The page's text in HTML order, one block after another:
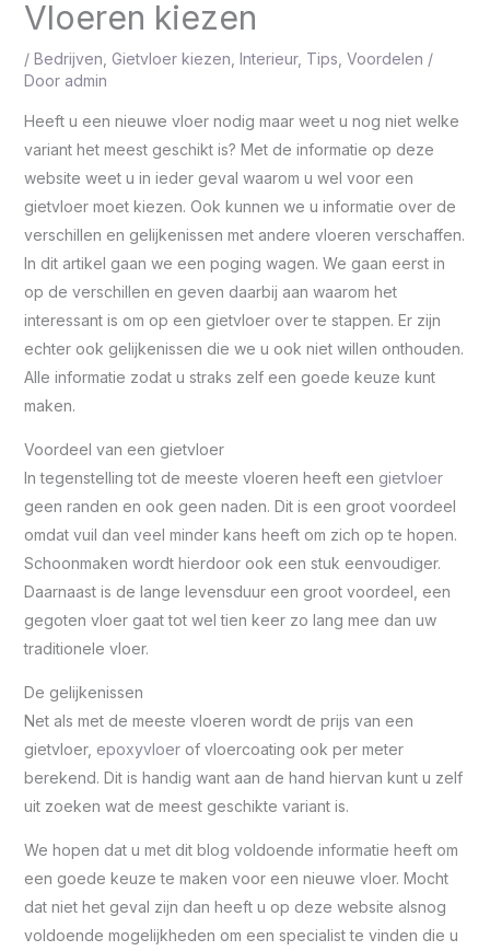
Vloeren kiezen
/ Bedrijven Gietvloer kiezen Interieur, Tips Voordelen /
Door admin
Heeft u een nieuwe vloer nodig maar weet u nog niet welke
variant het meest geschikt is? Met de informatie op deze
website weet u in ieder geval waarom u wel voor een
gietvloer moet kiezen. Ook kunnen we u informatie over de
verschillen en gelijkenissen met andere vloeren verschaffen.
In dit artikel gaan we een poging wagen. We gaan eerst in
op de verschillen en geven daarbij aan waarom het
interessant is om op een gietvloer over te stappen. Er zijn
echter ook gelijkenissen die we u ook niet willen onthouden.
Alle informatie zodat u straks zelf een goede keuze kunt
maken.
Voordeel van een gietvloer
In tegenstelling tot de meeste vloeren heeft een gietvloer
geen randen en ook geen naden. Dit is een groot voordeel
omdat vuil dan veel minder kans heeft om zich op te hopen.
Schoonmaken wordt hierdoor ook een stuk eenvoudiger.
Daarnaast is de lange levensduur een groot voordeel, een
gegoten vloer gaat tot wel tien keer zo lang mee dan uw
traditionele vloer.
De gelijkenissen
Net als met de meeste vloeren wordt de prijs van een
gietvloer, epoxyvloerof vloercoating ook per meter
berekend. Dit is handig want aan de hand hiervan kunt u zelf
uit zoeken wat de meest geschikte variant is.
We hopen dat u met dit blog voldoende informatie heeft om
een goede keuze te maken voor een nieuwe vloer. Mocht
dat niet het geval zijn dan heeft u op deze website alsnog
voldoende mogelijkheden om een specialist te vinden die u